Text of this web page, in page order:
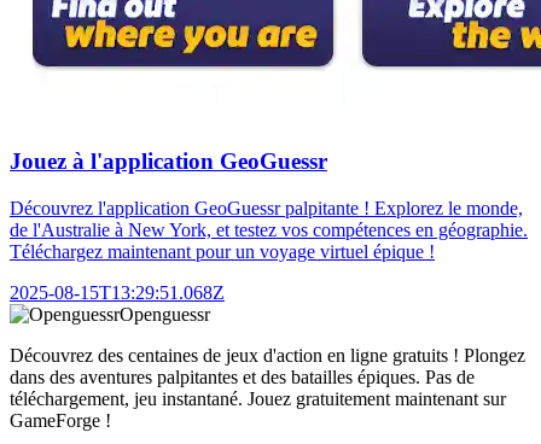
Jouez à l'application GeoGuessr
Découvrez l'application GeoGuessr palpitante ! Explorez le monde,
de l'Australie à New York, et testez vos compétences en géographie.
Téléchargez maintenant pour un voyage virtuel épique !
2025-08-15T13:29:51.068Z
Openguessr
Découvrez des centaines de jeux d'action en ligne gratuits ! Plongez
dans des aventures palpitantes et des batailles épiques. Pas de
téléchargement, jeu instantané. Jouez gratuitement maintenant sur
GameForge !